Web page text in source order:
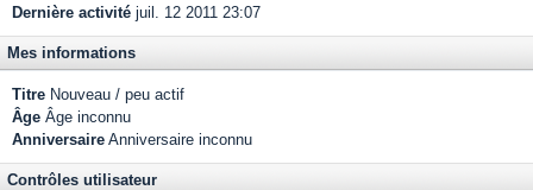
Dernière activité juil. 12 2011 23:07
Mes informations
Titre Nouveau / peu actif
Âge Âge inconnu
Anniversaire Anniversaire inconnu
Contrôles utilisateur